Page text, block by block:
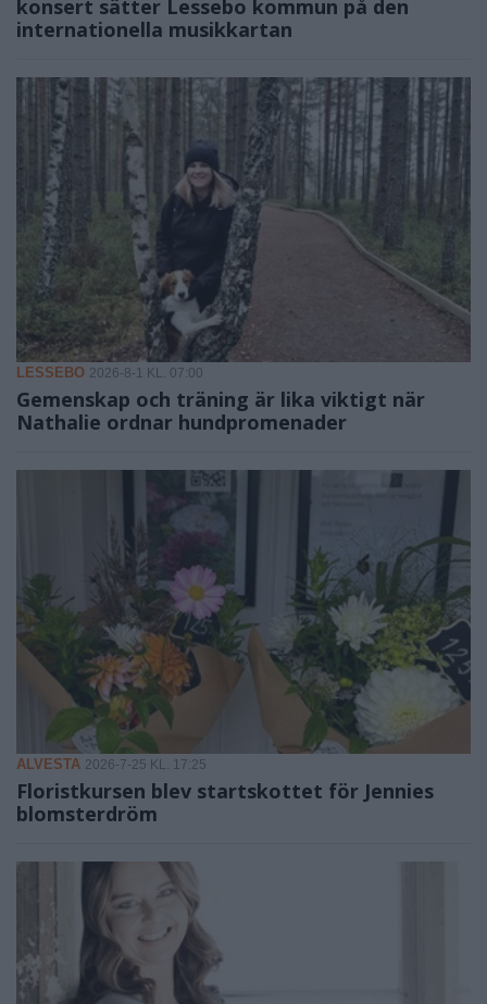
konsert sätter Lessebo kommun på den
internationella musikkartan
LESSEBO 2026-8-1 KL. 07:00
Gemenskap och träning är lika viktigt när
Nathalie ordnar hundpromenader
ALVESTA 2026-7-25 KL. 17:25
Floristkursen blev startskottet för Jennies
blomsterdröm